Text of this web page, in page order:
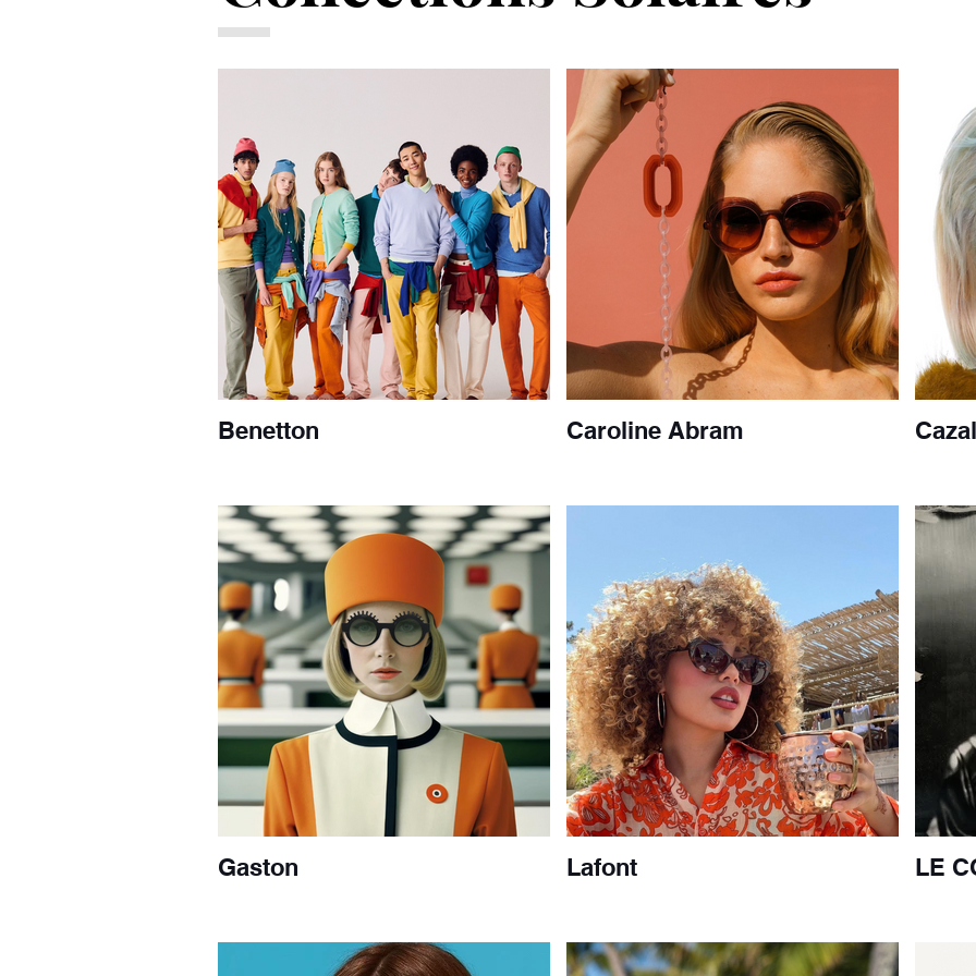
Benetton Caroline Abram Cazal
Gaston Lafont LE